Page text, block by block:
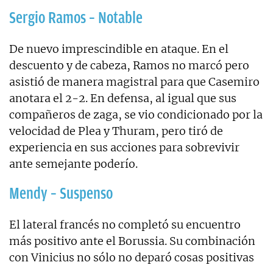
Sergio Ramos – Notable
De nuevo imprescindible en ataque. En el
descuento y de cabeza, Ramos no marcó pero
asistió de manera magistral para que Casemiro
anotara el 2-2. En defensa, al igual que sus
compañeros de zaga, se vio condicionado por la
velocidad de Plea y Thuram, pero tiró de
experiencia en sus acciones para sobrevivir
ante semejante poderío.
Mendy – Suspenso
El lateral francés no completó su encuentro
más positivo ante el Borussia. Su combinación
con Vinicius no sólo no deparó cosas positivas